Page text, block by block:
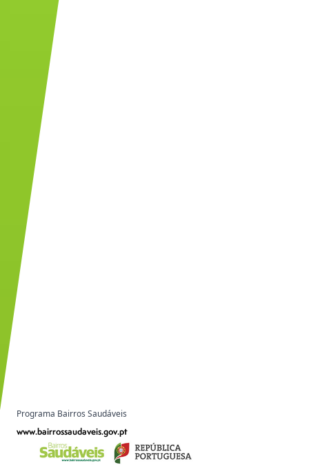
Programa Bairros Saudáveis
www.bairrossaudaveis.gov.pt